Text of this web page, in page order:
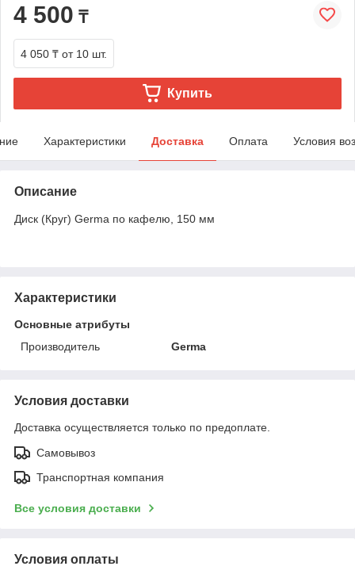
4 500 ₸
4 050 ₸ от 10 шт.
Купить
Характеристики Доставка Оплата Условия
Описание
Диск (Круг) Germa по кафелю, 150 мм
Характеристики
Основные атрибуты
Производитель
Germa
Условия доставки
Доставка осуществляется только по предоплате.
Самовывоз
Транспортная компания
Все условия доставки
Условия оплаты